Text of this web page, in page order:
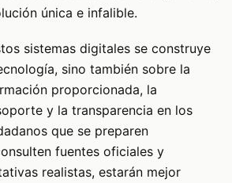
única e infalible.
sistemas digitales se construye
sino también sobre la
proporcionada, la
y la transparencia en los
que se preparen
fuentes oficiales y
realistas, estarán mejor